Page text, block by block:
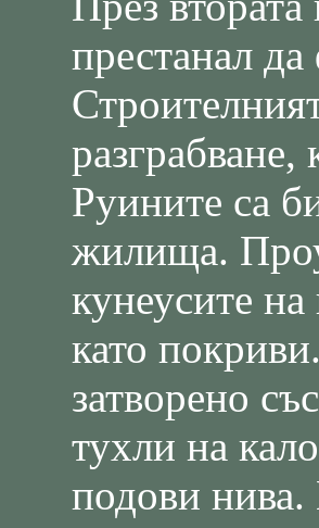
престанал
разграбване,
Руините са
жилища.
кунеусите на
като
затворено
тухли на
подови нива.